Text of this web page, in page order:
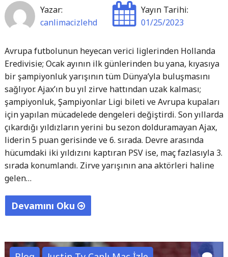
Yazar:
canlimacizlehd
Yayın Tarihi:
01/25/2023
Avrupa futbolunun heyecan verici liglerinden Hollanda
Eredivisie; Ocak ayının ilk günlerinden bu yana, kıyasıya
bir şampiyonluk yarışının tüm Dünya’yla buluşmasını
sağlıyor. Ajax’ın bu yıl zirve hattından uzak kalması;
şampiyonluk, Şampiyonlar Ligi bileti ve Avrupa kupaları
için yapılan mücadelede dengeleri değiştirdi. Son yıllarda
çıkardığı yıldızların yerini bu sezon dolduramayan Ajax,
liderin 5 puan gerisinde ve 6. sırada. Devre arasında
hücumdaki iki yıldızını kaptıran PSV ise, maç fazlasıyla 3.
sırada konumlandı. Zirve yarışının ana aktörleri haline
gelen…
Devamını Oku
Canlı